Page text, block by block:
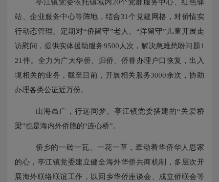
站、企业服务中心等阵地，结合31个党建网格，对侨情实
行动态管理。定期对“侨留守”老人、“洋留守”儿童开展走
访慰问，提供实体援助服务9500人次，解决急难愁盼问题1
21件。全力为广大华侨、归侨、侨眷办理户口恢复，出入
境相关的业务，截至目前，开展相关服务3000余次，协助
办理各类公证近万份。
山海虽广，行远同梦。亭江镇党委搭建的“关爱桥
梁”也是海内外侨胞的“连心桥”。
侨乡的一砖一瓦、一花一草，牵动着华侨华人思家
的心，亭江镇党委建立健全海外华侨共商机制，多层次开
展海外联络联谊工作，以回乡华侨座谈会、成立侨联会等